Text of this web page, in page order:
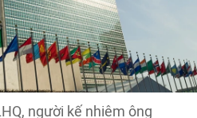
người kế nhiệm ông